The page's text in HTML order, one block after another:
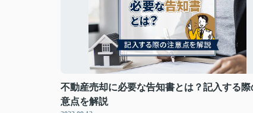
不動産売却に必要な告知書とは？記入する際
意点を解説